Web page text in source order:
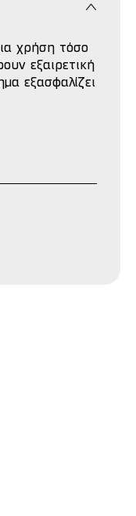
χρήση τόσο
εξαιρετική
εξασφαλίζει